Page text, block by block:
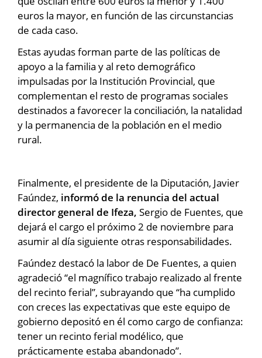
euros la mayor, en función de las circunstancias
de cada caso.
Estas ayudas forman parte de las políticas de
apoyo a la familia y al reto demográfico
impulsadas por la Institución Provincial, que
complementan el resto de programas sociales
destinados a favorecer la conciliación, la natalidad
y la permanencia de la población en el medio
rural.
Finalmente, el presidente de la Diputación, Javier
Faúndez, informó de la renuncia del actual
director general de Ifeza, Sergio de Fuentes, que
dejará el cargo el próximo 2 de noviembre para
asumir al día siguiente otras responsabilidades.
Faúndez destacó la labor de De Fuentes, a quien
agradeció “el magnífico trabajo realizado al frente
del recinto ferial”, subrayando que “ha cumplido
con creces las expectativas que este equipo de
gobierno depositó en él como cargo de confianza:
tener un recinto ferial modélico, que
prácticamente estaba abandonado”.